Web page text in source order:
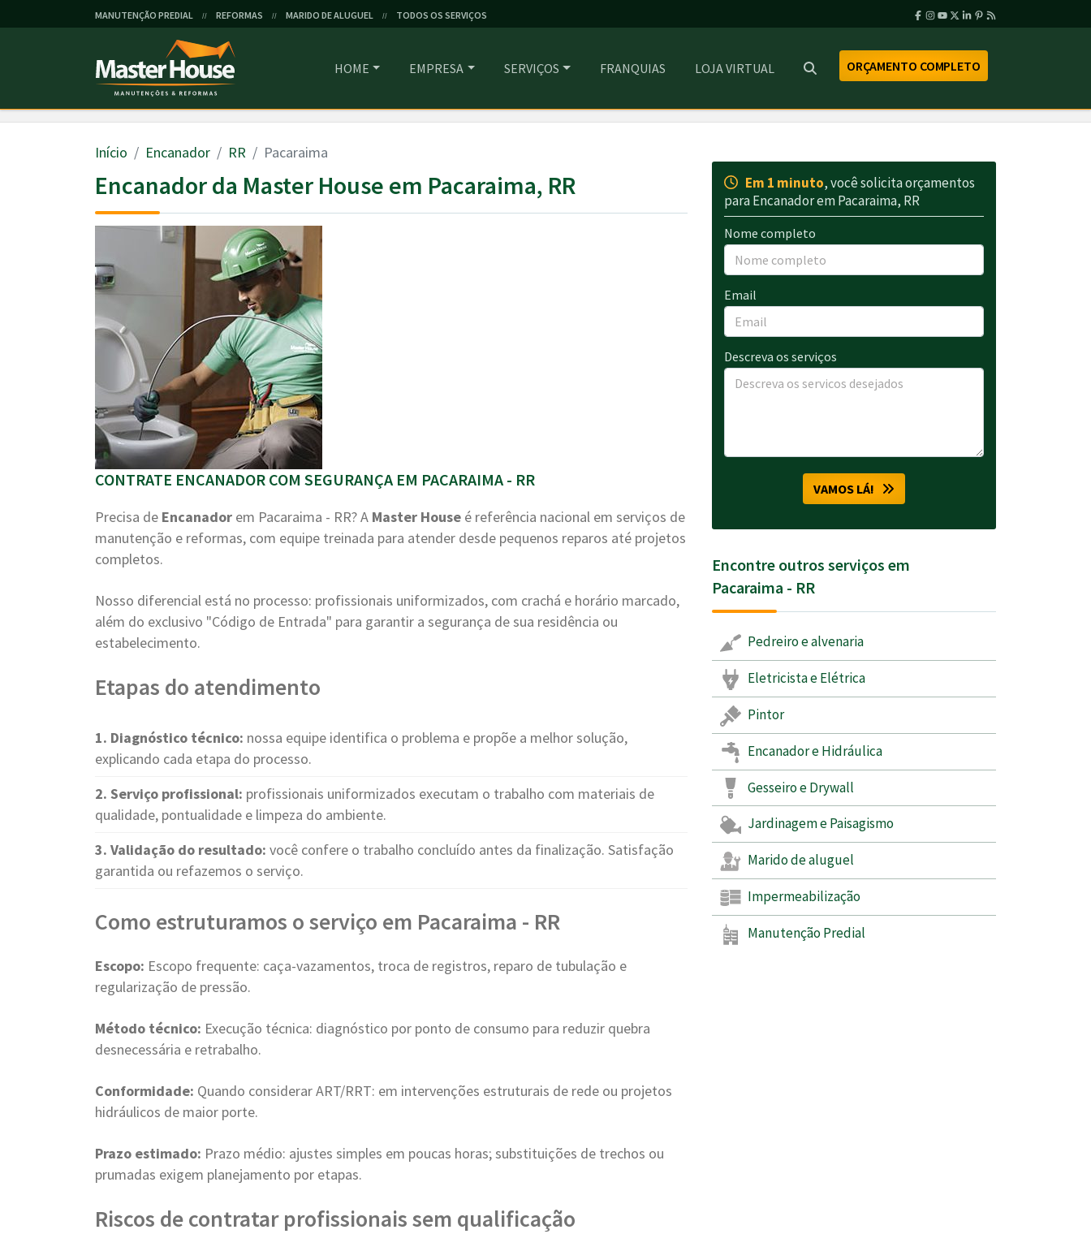
MANUTENÇÃO PREDIAL // REFORMAS // MARIDO DE ALUGUEL // TODOS OS SERVIÇOS
HOME EMPRESA SERVIÇOS FRANQUIAS LOJA VIRTUAL ORÇAMENTO COMPLETO
Início Encanador RR Pacaraima
Encanador da Master House em Pacaraima, RR
CONTRATE ENCANADOR COM SEGURANÇA EM PACARAIMA - RR
Precisa de Encanador em Pacaraima - RR? A Master House é referência nacional em serviços de
manutenção e reformas, com equipe treinada para atender desde pequenos reparos até projetos
completos.
Nosso diferencial está no processo: profissionais uniformizados, com crachá e horário marcado,
além do exclusivo "Código de Entrada" para garantir a segurança de sua residência ou
estabelecimento.
Etapas do atendimento
1. Diagnóstico técnico: nossa equipe identifica o problema e propõe a melhor solução,
explicando cada etapa do processo.
2. Serviço profissional: profissionais uniformizados executam o trabalho com materiais de
qualidade, pontualidade e limpeza do ambiente.
3. Validação do resultado: você confere o trabalho concluído antes da finalização. Satisfação
garantida ou refazemos o serviço.
Como estruturamos o serviço em Pacaraima - RR
Escopo: Escopo frequente: caça-vazamentos, troca de registros, reparo de tubulação e
regularização de pressão.
Método técnico: Execução técnica: diagnóstico por ponto de consumo para reduzir quebra
desnecessária e retrabalho.
Conformidade: Quando considerar ART/RRT: em intervenções estruturais de rede ou projetos
hidráulicos de maior porte.
Prazo estimado: Prazo médio: ajustes simples em poucas horas; substituições de trechos ou
prumadas exigem planejamento por etapas.
Riscos de contratar profissionais sem qualificação
Em 1 minuto, você solicita orçamentos
para Encanador em Pacaraima, RR
Nome completo
Email
Descreva os serviços
VAMOS LÁ!
Encontre outros serviços em
Pacaraima - RR
Pedreiro e alvenaria
Eletricista e Elétrica
Pintor
Encanador e Hidráulica
Gesseiro e Drywall
Jardinagem e Paisagismo
Marido de aluguel
Impermeabilização
Manutenção Predial